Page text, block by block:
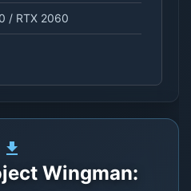
/ RTX 2060
Wingman: